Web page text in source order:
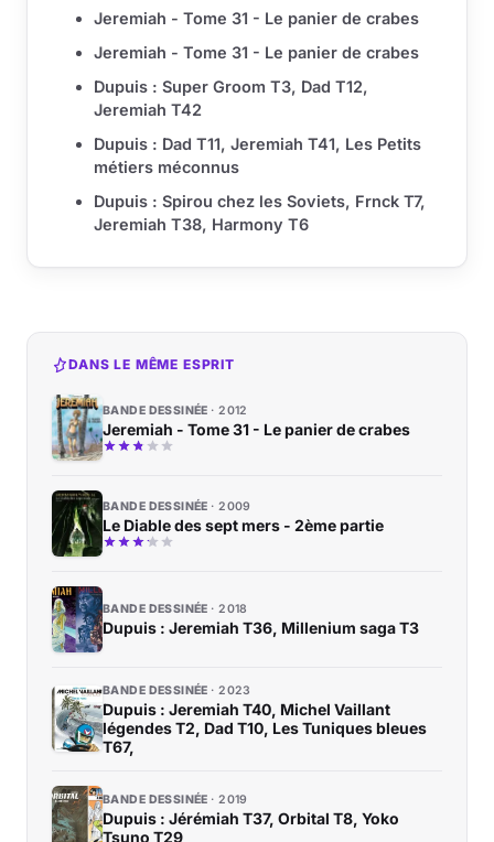
Jeremiah - Tome 31 - Le panier de crabes
Jeremiah - Tome 31 - Le panier de crabes
Dupuis : Super Groom T3, Dad T12,
Jeremiah T42
Dupuis : Dad T11, Jeremiah T41, Les Petits
métiers méconnus
Dupuis : Spirou chez les Soviets, Frnck T7,
Jeremiah T38, Harmony T6
DANS LE MÊME ESPRIT
BANDE DESSINÉE 2012
Jeremiah - Tome 31 - Le panier de crabes
BANDE DESSINÉE 2009
Le Diable des sept mers - 2ème partie
BANDE DESSINÉE 2018
Dupuis : Jeremiah T36, Millenium saga T3
BANDE DESSINÉE 2023
Dupuis : Jeremiah T40, Michel Vaillant
légendes T2, Dad T10, Les Tuniques bleues
T67,
BANDE DESSINÉE 2019
Dupuis : Jérémiah T37, Orbital T8, Yoko
Tsuno T29